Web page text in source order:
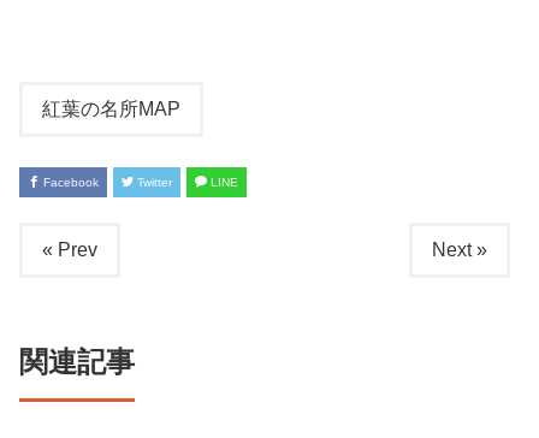
紅葉の名所MAP
Facebook Twitter LINE
« Prev Next »
関連記事